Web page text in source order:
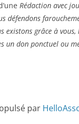
Rédaction avec
défendons
existons grâce à
un don ponctuel ou
par